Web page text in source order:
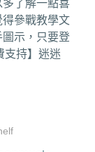
了解一點喜
參戰教學文
示，只要登
支持】迷迷